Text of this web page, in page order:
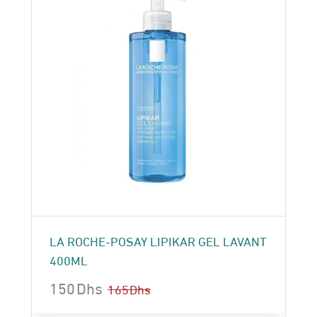
LA ROCHE-POSAY LIPIKAR GEL LAVANT
400ML
165Dhs
150Dhs